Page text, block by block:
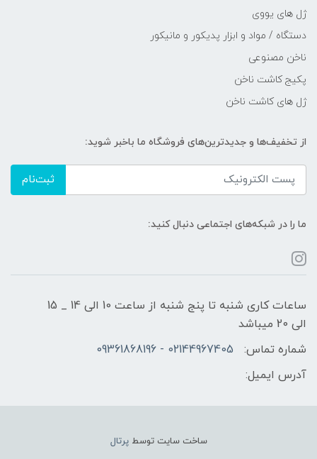
ژل های یووی
دستگاه / مواد و ابزار پدیکور و مانیکور
ناخن مصنوعی
پکیج کاشت ناخن
ژل های کاشت ناخن
از تخفیف‌ها و جدیدترین‌های فروشگاه ما باخبر شوید:
ثبت‌نام
ما را در شبکه‌های اجتماعی دنبال کنید:
ساعات کاری شنبه تا پنج شنبه از ساعت 10 الی 14 _ 15
الی 20 میباشد
شماره تماس:
02144967405 - 09361868196
آدرس ایمیل:
ساخت سایت توسطپرتال